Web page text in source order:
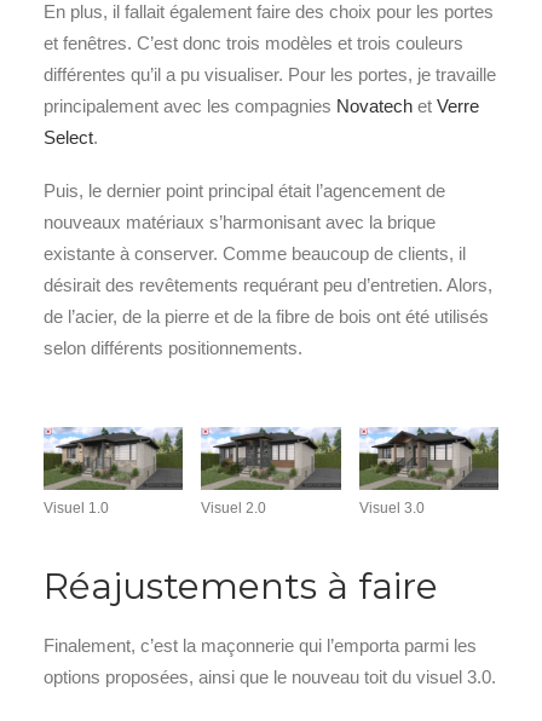
En plus, il fallait également faire des choix pour les portes
et fenêtres. C’est donc trois modèles et trois couleurs
différentes qu’il a pu visualiser. Pour les portes, je travaille
principalement avec les compagnies Novatech et Verre
Select.
Puis, le dernier point principal était l’agencement de
nouveaux matériaux s’harmonisant avec la brique
existante à conserver. Comme beaucoup de clients, il
désirait des revêtements requérant peu d’entretien. Alors,
de l’acier, de la pierre et de la fibre de bois ont été utilisés
selon différents positionnements.
Visuel 1.0 Visuel 2.0 Visuel 3.0
Réajustements à faire
Finalement, c’est la maçonnerie qui l’emporta parmi les
options proposées, ainsi que le nouveau toit du visuel 3.0.